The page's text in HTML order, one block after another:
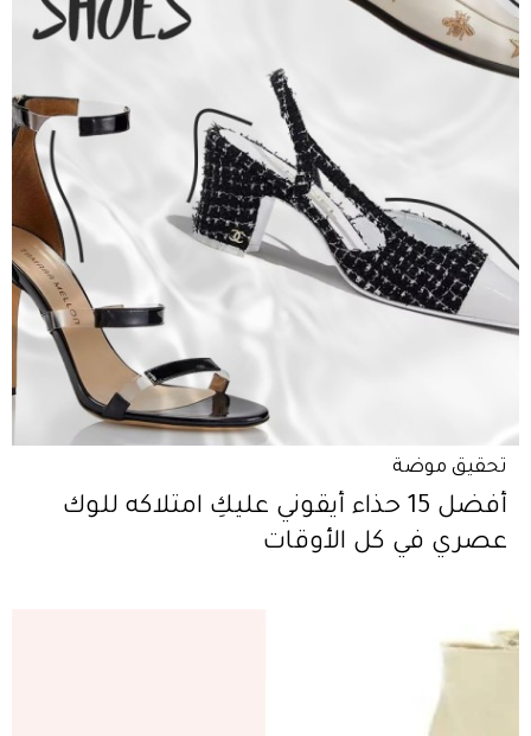
تحقيق موضة
أفضل 15 حذاء أيقوني عليكِ امتلاكه للوك
عصري في كل الأوقات